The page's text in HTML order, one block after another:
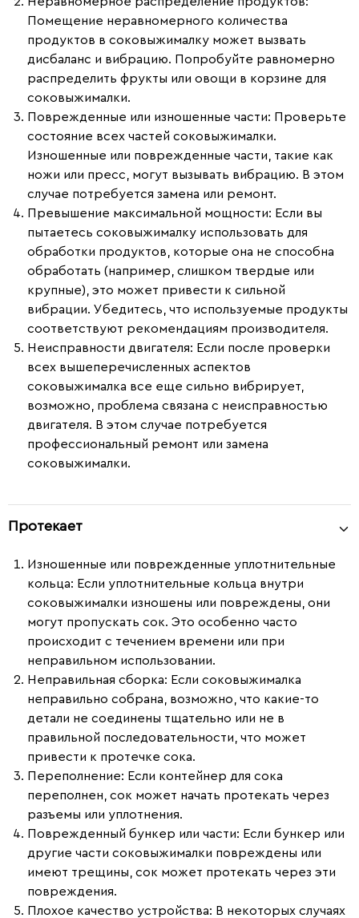
Помещение неравномерного количества
продуктов в соковыжималку может вызвать
дисбаланс и вибрацию. Попробуйте равномерно
распределить фрукты или овощи в корзине для
соковыжималки.
Поврежденные или изношенные части: Проверьте
состояние всех частей соковыжималки.
Изношенные или поврежденные части, такие как
ножи или пресс, могут вызывать вибрацию. В этом
случае потребуется замена или ремонт.
Превышение максимальной мощности: Если вы
пытаетесь соковыжималку использовать для
обработки продуктов, которые она не способна
обработать (например, слишком твердые или
крупные), это может привести к сильной
вибрации. Убедитесь, что используемые продукты
соответствуют рекомендациям производителя.
Неисправности двигателя: Если после проверки
всех вышеперечисленных аспектов
соковыжималка все еще сильно вибрирует,
возможно, проблема связана с неисправностью
двигателя. В этом случае потребуется
профессиональный ремонт или замена
соковыжималки.
Протекает
Изношенные или поврежденные уплотнительные
кольца: Если уплотнительные кольца внутри
соковыжималки изношены или повреждены, они
могут пропускать сок. Это особенно часто
происходит с течением времени или при
неправильном использовании.
Неправильная сборка: Если соковыжималка
неправильно собрана, возможно, что какие-то
детали не соединены тщательно или не в
правильной последовательности, что может
привести к протечке сока.
Переполнение: Если контейнер для сока
переполнен, сок может начать протекать через
разъемы или уплотнения.
Поврежденный бункер или части: Если бункер или
другие части соковыжималки повреждены или
имеют трещины, сок может протекать через эти
повреждения.
Плохое качество устройства: В некоторых случаях